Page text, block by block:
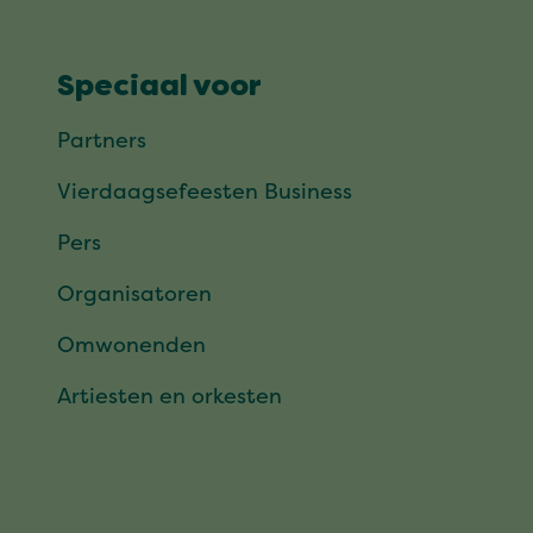
Speciaal voor
Partners
Vierdaagsefeesten Business
Pers
Organisatoren
Omwonenden
Artiesten en orkesten